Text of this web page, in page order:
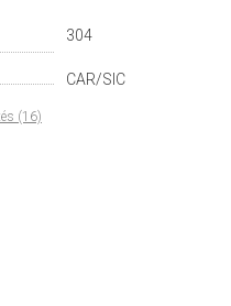
304
CAR/SIC
(16)